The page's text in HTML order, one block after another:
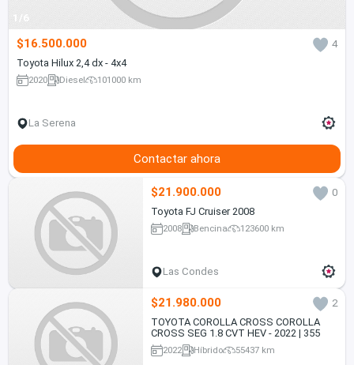
1/6
$16.500.000
4
Toyota Hilux 2,4 dx - 4x4
2020 Diesel 101000 km
La Serena
Contactar ahora
$21.900.000
0
Toyota FJ Cruiser 2008
2008 Bencina 123600 km
Las Condes
$21.980.000
2
TOYOTA COROLLA CROSS COROLLA
CROSS SEG 1.8 CVT HEV - 2022 | 355
2022 Híbrido 55437 km